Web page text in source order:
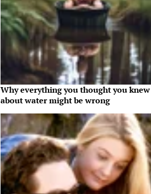
Why everything you thought you knew
about water might be wrong